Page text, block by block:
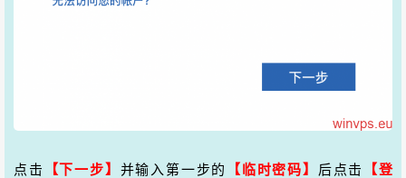
点击 【下一步】 并输入第一步的 【临时密码】 后点击
【登